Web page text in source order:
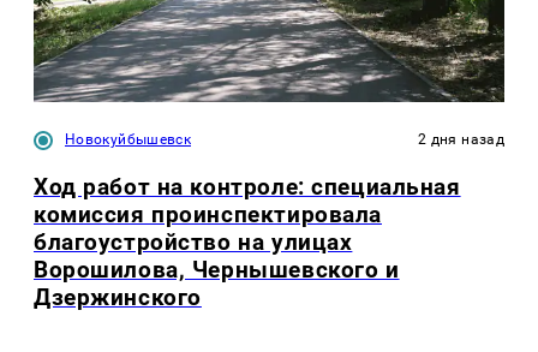
Новокуйбышевск 2 дня назад
Ход работ на контроле: специальная
комиссия проинспектировала
благоустройство на улицах
Ворошилова, Чернышевского и
Дзержинского